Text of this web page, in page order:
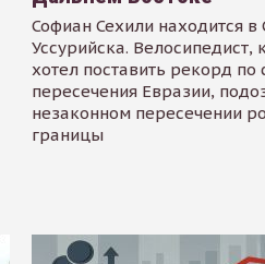
Софиан Сехили находится
Уссурийска. Велосипедист,
хотел поставить рекорд по
пересечения Евразии,
незаконном пересечении
границы